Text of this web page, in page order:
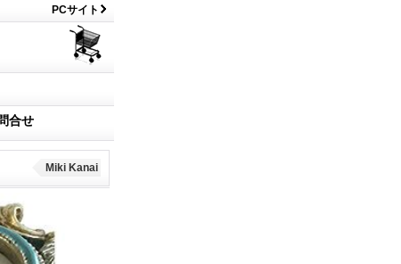
PCサイト
合せ
Miki Kanai